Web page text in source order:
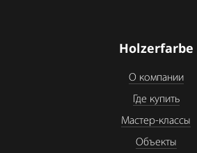
Holzerfarbe
О компании
Где купить
Мастер-классы
Объекты